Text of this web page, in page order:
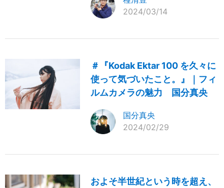
2024/03/14
＃『Kodak Ektar 100 を久々に
使って気づいたこと。』｜フィ
ルムカメラの魅力 国分真央
国分真央
2024/02/29
およそ半世紀という時を超え、